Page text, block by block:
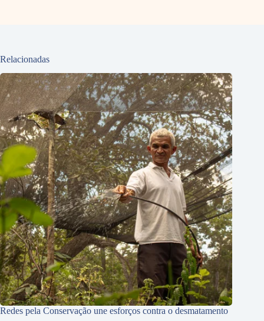
Relacionadas
Redes pela Conservação une esforços contra o desmatamento